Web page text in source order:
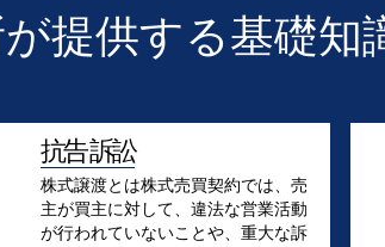
提供する基礎知
抗告 訴訟
株式譲渡とは株式売買契約では、売
主が買主に対して、違法な営業活動
が行われていないことや、重大な訴